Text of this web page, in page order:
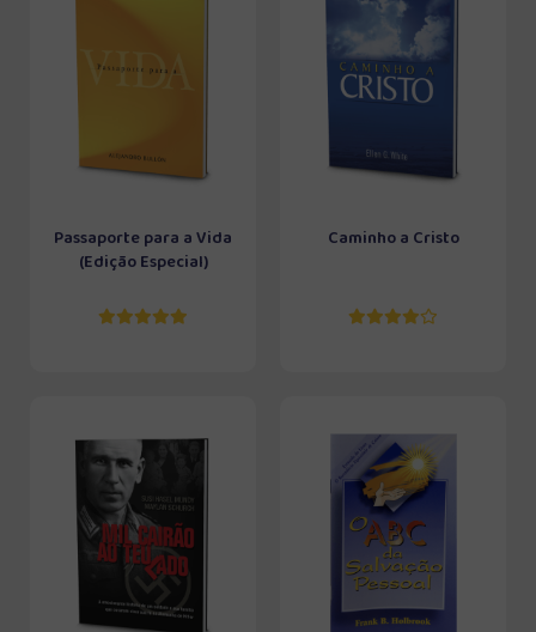
Passaporte para a Vida
(Edição Especial)
Caminho a Cristo